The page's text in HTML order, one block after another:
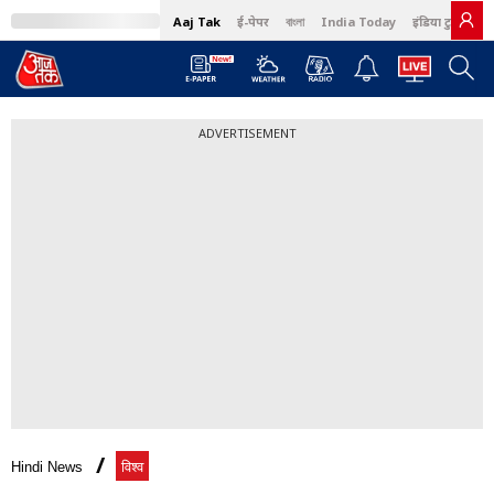
Aaj Tak ई-पेपर বাংলা India Today इंडिया टुडे हिंदी
ADVERTISEMENT
Hindi News विश्व